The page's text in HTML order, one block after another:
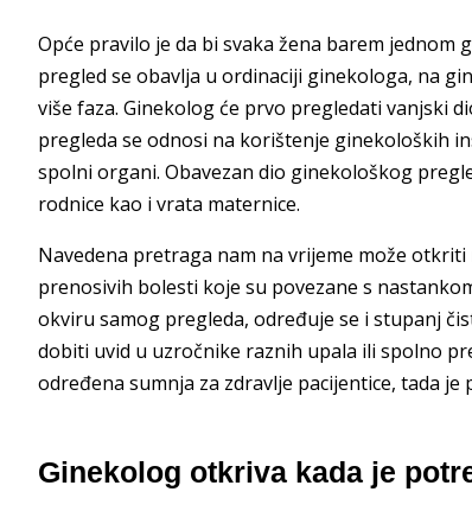
Opće pravilo je da bi svaka žena barem jednom
pregled se obavlja u ordinaciji ginekologa, na
više faza. Ginekolog će prvo pregledati vanjski
pregleda se odnosi na korištenje ginekoloških
spolni organi. Obavezan dio ginekološkog
rodnice kao i vrata maternice.
Navedena pretraga nam na vrijeme može
prenosivih bolesti koje su povezane s
okviru samog pregleda, određuje se i stupanj
dobiti uvid u uzročnike raznih upala ili spolno
određena sumnja za zdravlje pacijentice, tada
Ginekolog otkriva kada je